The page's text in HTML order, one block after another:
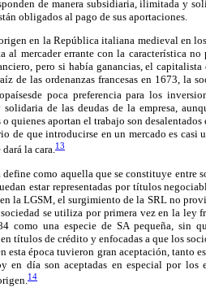
de manera subsidiaria, ilimitada y
obligados al pago de sus aportaciones.
en la República italiana medieval en
al mercader errante con la característica
pero si había ganancias, el
de las ordenanzas francesas en 1673, la
poca preferencia para los
de las deudas de la empresa,
quienes aportan el trabajo son
de que introducirse en un mercado es casi
la cara.13
como aquella que se constituye entre
estar representadas por títulos
la LGSM, el surgimiento de la SRL no
se utiliza por primera vez en la ley
una especie de SA pequeña, sin
títulos de crédito y enfocadas a que los
esta época tuvieron gran aceptación, tanto
en día son aceptadas en especial por
14